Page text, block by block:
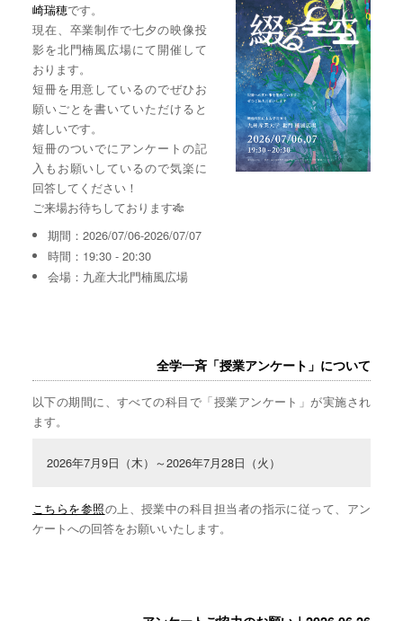
崎瑞穂です。
現在、卒業制作で七夕の映像投
影を北門楠風広場にて開催して
おります。
短冊を用意しているのでぜひお
願いごとを書いていただけると
嬉しいです。
短冊のついでにアンケートの記
入もお願いしているので気楽に
回答してください！
ご来場お待ちしております🎋
期間：2026/07/06-2026/07/07
時間：19:30 - 20:30
会場：九産大北門楠風広場
全学一斉「授業アンケート」について
以下の期間に、すべての科目で「授業アンケート」が実施され
ます。
2026年7月9日（木）～2026年7月28日（火）
こちらを参照の上、授業中の科目担当者の指示に従って、アン
ケートへの回答をお願いいたします。